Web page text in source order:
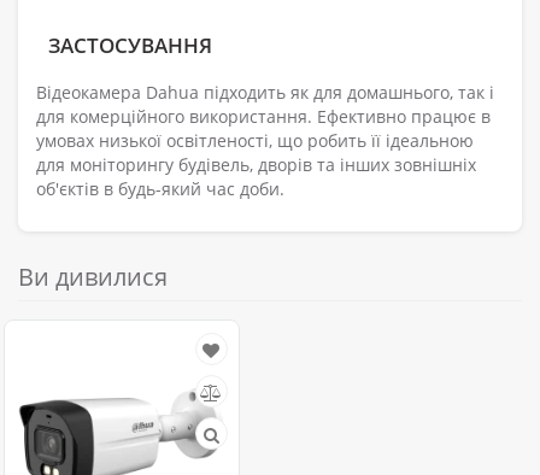
ЗАСТОСУВАННЯ
Відеокамера Dahua підходить як для домашнього, так і
для комерційного використання. Ефективно працює в
умовах низької освітленості, що робить її ідеальною
для моніторингу будівель, дворів та інших зовнішніх
об'єктів в будь-який час доби.
Ви дивилися